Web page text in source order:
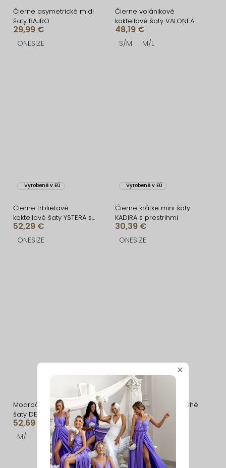
Čierne asymetrické midi
šaty BAJRO
29,99 €
ONESIZE
Čierne volánikové
kokteilové šaty VALONEA
48,19 €
S/M M/L
Vyrobené v EÚ
Čierne trblietavé
kokteilové šaty YSTERA s
dlhým rukávom
52,29 €
ONESIZE
Vyrobené v EÚ
Čierne krátke mini šaty
KADIRA s prestrihmi
30,39 €
ONESIZE
Modročierne elegantné
šaty DENIMA s dlhým
rukávom
52,69 €
M/L
Vyrobené v EÚ
Čierne spoločenské dlhé
šaty NUREILA
29,59 €
ONESIZE
×